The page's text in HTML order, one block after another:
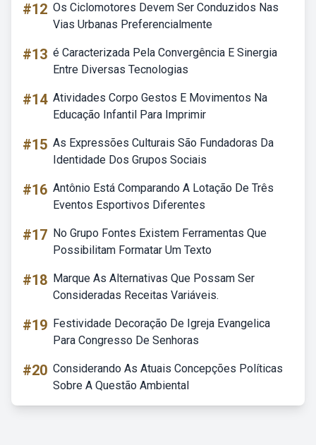
#12 Os Ciclomotores Devem Ser Conduzidos Nas
Vias Urbanas Preferencialmente
#13 é Caracterizada Pela Convergência E Sinergia
Entre Diversas Tecnologias
#14 Atividades Corpo Gestos E Movimentos Na
Educação Infantil Para Imprimir
#15 As Expressões Culturais São Fundadoras Da
Identidade Dos Grupos Sociais
#16 Antônio Está Comparando A Lotação De Três
Eventos Esportivos Diferentes
#17 No Grupo Fontes Existem Ferramentas Que
Possibilitam Formatar Um Texto
#18 Marque As Alternativas Que Possam Ser
Consideradas Receitas Variáveis.
#19 Festividade Decoração De Igreja Evangelica
Para Congresso De Senhoras
#20 Considerando As Atuais Concepções Políticas
Sobre A Questão Ambiental